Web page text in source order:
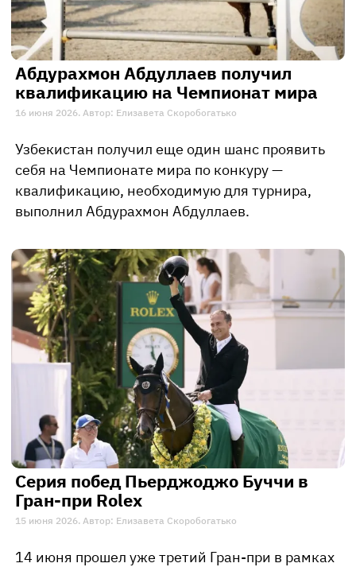
Абдурахмон Абдуллаев получил
квалификацию на Чемпионат мира
16 июня 2026. Автор: Елизавета Скоробогатько
Узбекистан получил еще один шанс проявить
себя на Чемпионате мира по конкуру —
квалификацию, необходимую для турнира,
выполнил Абдурахмон Абдуллаев.
Серия побед Пьерджоджо Буччи в
Гран-при Rolex
15 июня 2026. Автор: Елизавета Скоробогатько
14 июня прошел уже третий Гран-при в рамках